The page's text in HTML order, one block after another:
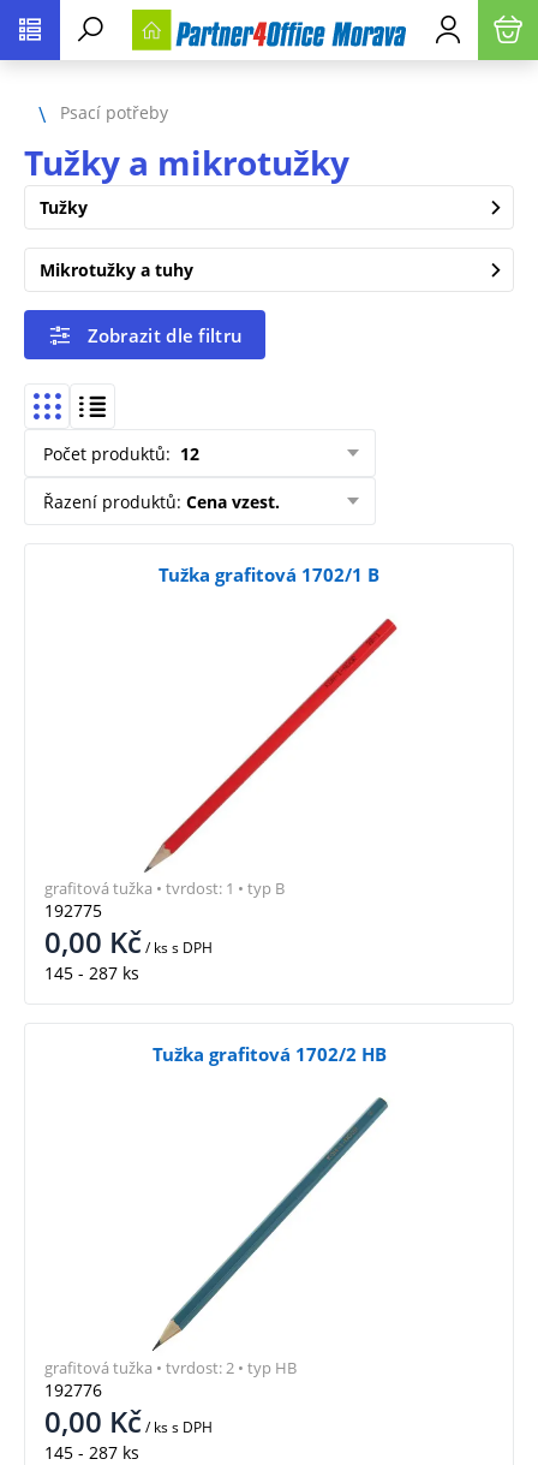
Psací potřeby
Tužky a mikrotužky
Tužky
Mikrotužky a tuhy
Zobrazit dle filtru
Počet produktů: 12
Řazení produktů: Cena vzest.
Tužka grafitová 1702/1 B
192775
0,00 Kč/ kss DPH
145 - 287 ks
grafitová tužka • tvrdost: 1 • typ B
Tužka grafitová 1702/2 HB
192776
0,00 Kč/ kss DPH
145 - 287 ks
grafitová tužka • tvrdost: 2 • typ HB